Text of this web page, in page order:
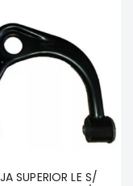
SUPERIOR LE S/